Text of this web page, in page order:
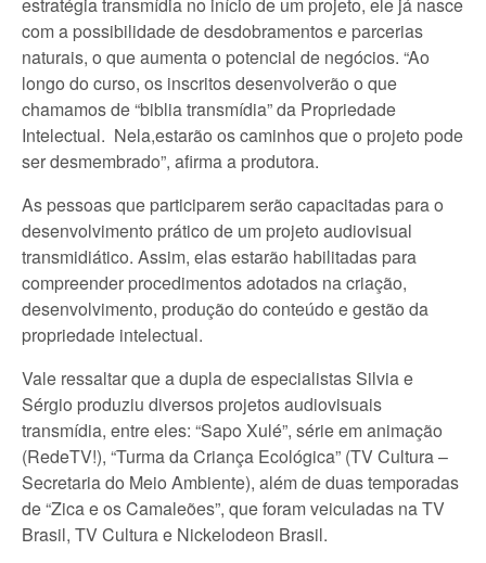
com a possibilidade de desdobramentos e parcerias
naturais, o que aumenta o potencial de negócios. “Ao
longo do curso, os inscritos desenvolverão o que
chamamos de “biblia transmídia” da Propriedade
Intelectual. Nela,estarão os caminhos que o projeto pode
ser desmembrado”, afirma a produtora.
As pessoas que participarem serão capacitadas para o
desenvolvimento prático de um projeto audiovisual
transmidiático. Assim, elas estarão habilitadas para
compreender procedimentos adotados na criação,
desenvolvimento, produção do conteúdo e gestão da
propriedade intelectual.
Vale ressaltar que a dupla de especialistas Silvia e
Sérgio produziu diversos projetos audiovisuais
transmídia, entre eles: “Sapo Xulé”, série em animação
(RedeTV!), “Turma da Criança Ecológica” (TV Cultura –
Secretaria do Meio Ambiente), além de duas temporadas
de “Zica e os Camaleões”, que foram veiculadas na TV
Brasil, TV Cultura e Nickelodeon Brasil.